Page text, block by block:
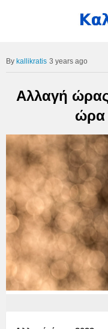
kallikratis 3 years ago
Αλλαγή ώρας
ώρα